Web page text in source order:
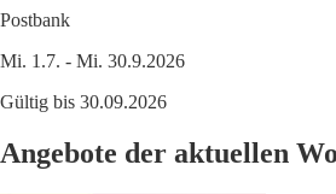
Postbank
Mi. 1.7. - Mi. 30.9.2026
Gültig bis 30.09.2026
Angebote der aktuellen